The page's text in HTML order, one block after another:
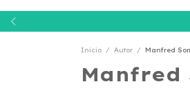
Inicio / Autor / Manfred
Manfred